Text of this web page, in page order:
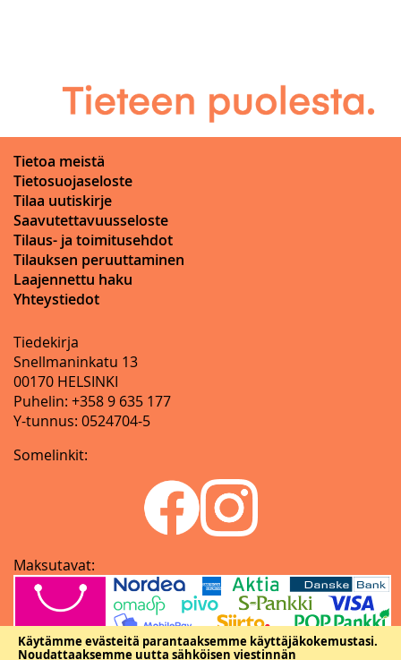
Käytämme evästeitä parantaaksemme käyttäjäkokemustasi.
Noudattaaksemme uutta sähköisen viestinnän
Tietoa meistä
Tietosuojaseloste
Tilaa uutiskirje
Saavutettavuusseloste
Tilaus- ja toimitusehdot
Tilauksen peruuttaminen
Laajennettu haku
Yhteystiedot
Tiedekirja
Snellmaninkatu 13
00170 HELSINKI
Puhelin: +358 9 635 177
Y-tunnus: 0524704-5
Somelinkit:
Maksutavat: